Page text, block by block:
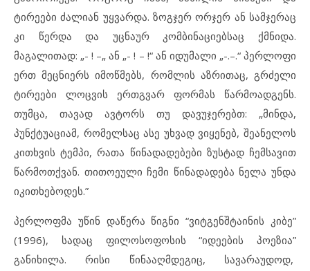
ტირეები ძალიან უყვარდა. ზოგჯერ ორჯერ ან სამჯერაც
კი წერდა და უცნაურ კომბინაციებსაც ქმნიდა.
მაგალითად: „- ! –„ ან „- ! – !“ ან იდუმალი „-.–.“ პერლოფი
ერთ მეცნიერს იმოწმებს, რომლის აზრითაც, გრძელი
ტირეები ლოცვის ერთგვარ ფორმას წარმოადგენს.
თუმცა, თავად ავტორს თუ დავუჯერებთ: „მინდა,
პუნქტუაციამ, რომელსაც ასე უხვად ვიყენებ, შეანელოს
კითხვის ტემპი, რათა წინადადებები ზუსტად ჩემსავით
წარმოთქვან. თითოეული ჩემი წინადადება ნელა უნდა
იკითხებოდეს.”
პერლოფმა უწინ დაწერა წიგნი “ვიტგენშტაინის კიბე”
(1996), სადაც ფილოსოფოსის “იდეების პოეზია”
განიხილა. რისი წინააღმდეგიც, სავარაუდოდ,